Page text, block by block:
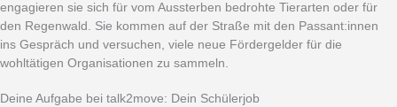
engagieren sie sich für vom Aussterben bedrohte Tierarten oder für
den Regenwald. Sie kommen auf der Straße mit den Passant:innen
ins Gespräch und versuchen, viele neue Fördergelder für die
wohltätigen Organisationen zu sammeln.
Deine Aufgabe bei talk2move: Dein Schülerjob